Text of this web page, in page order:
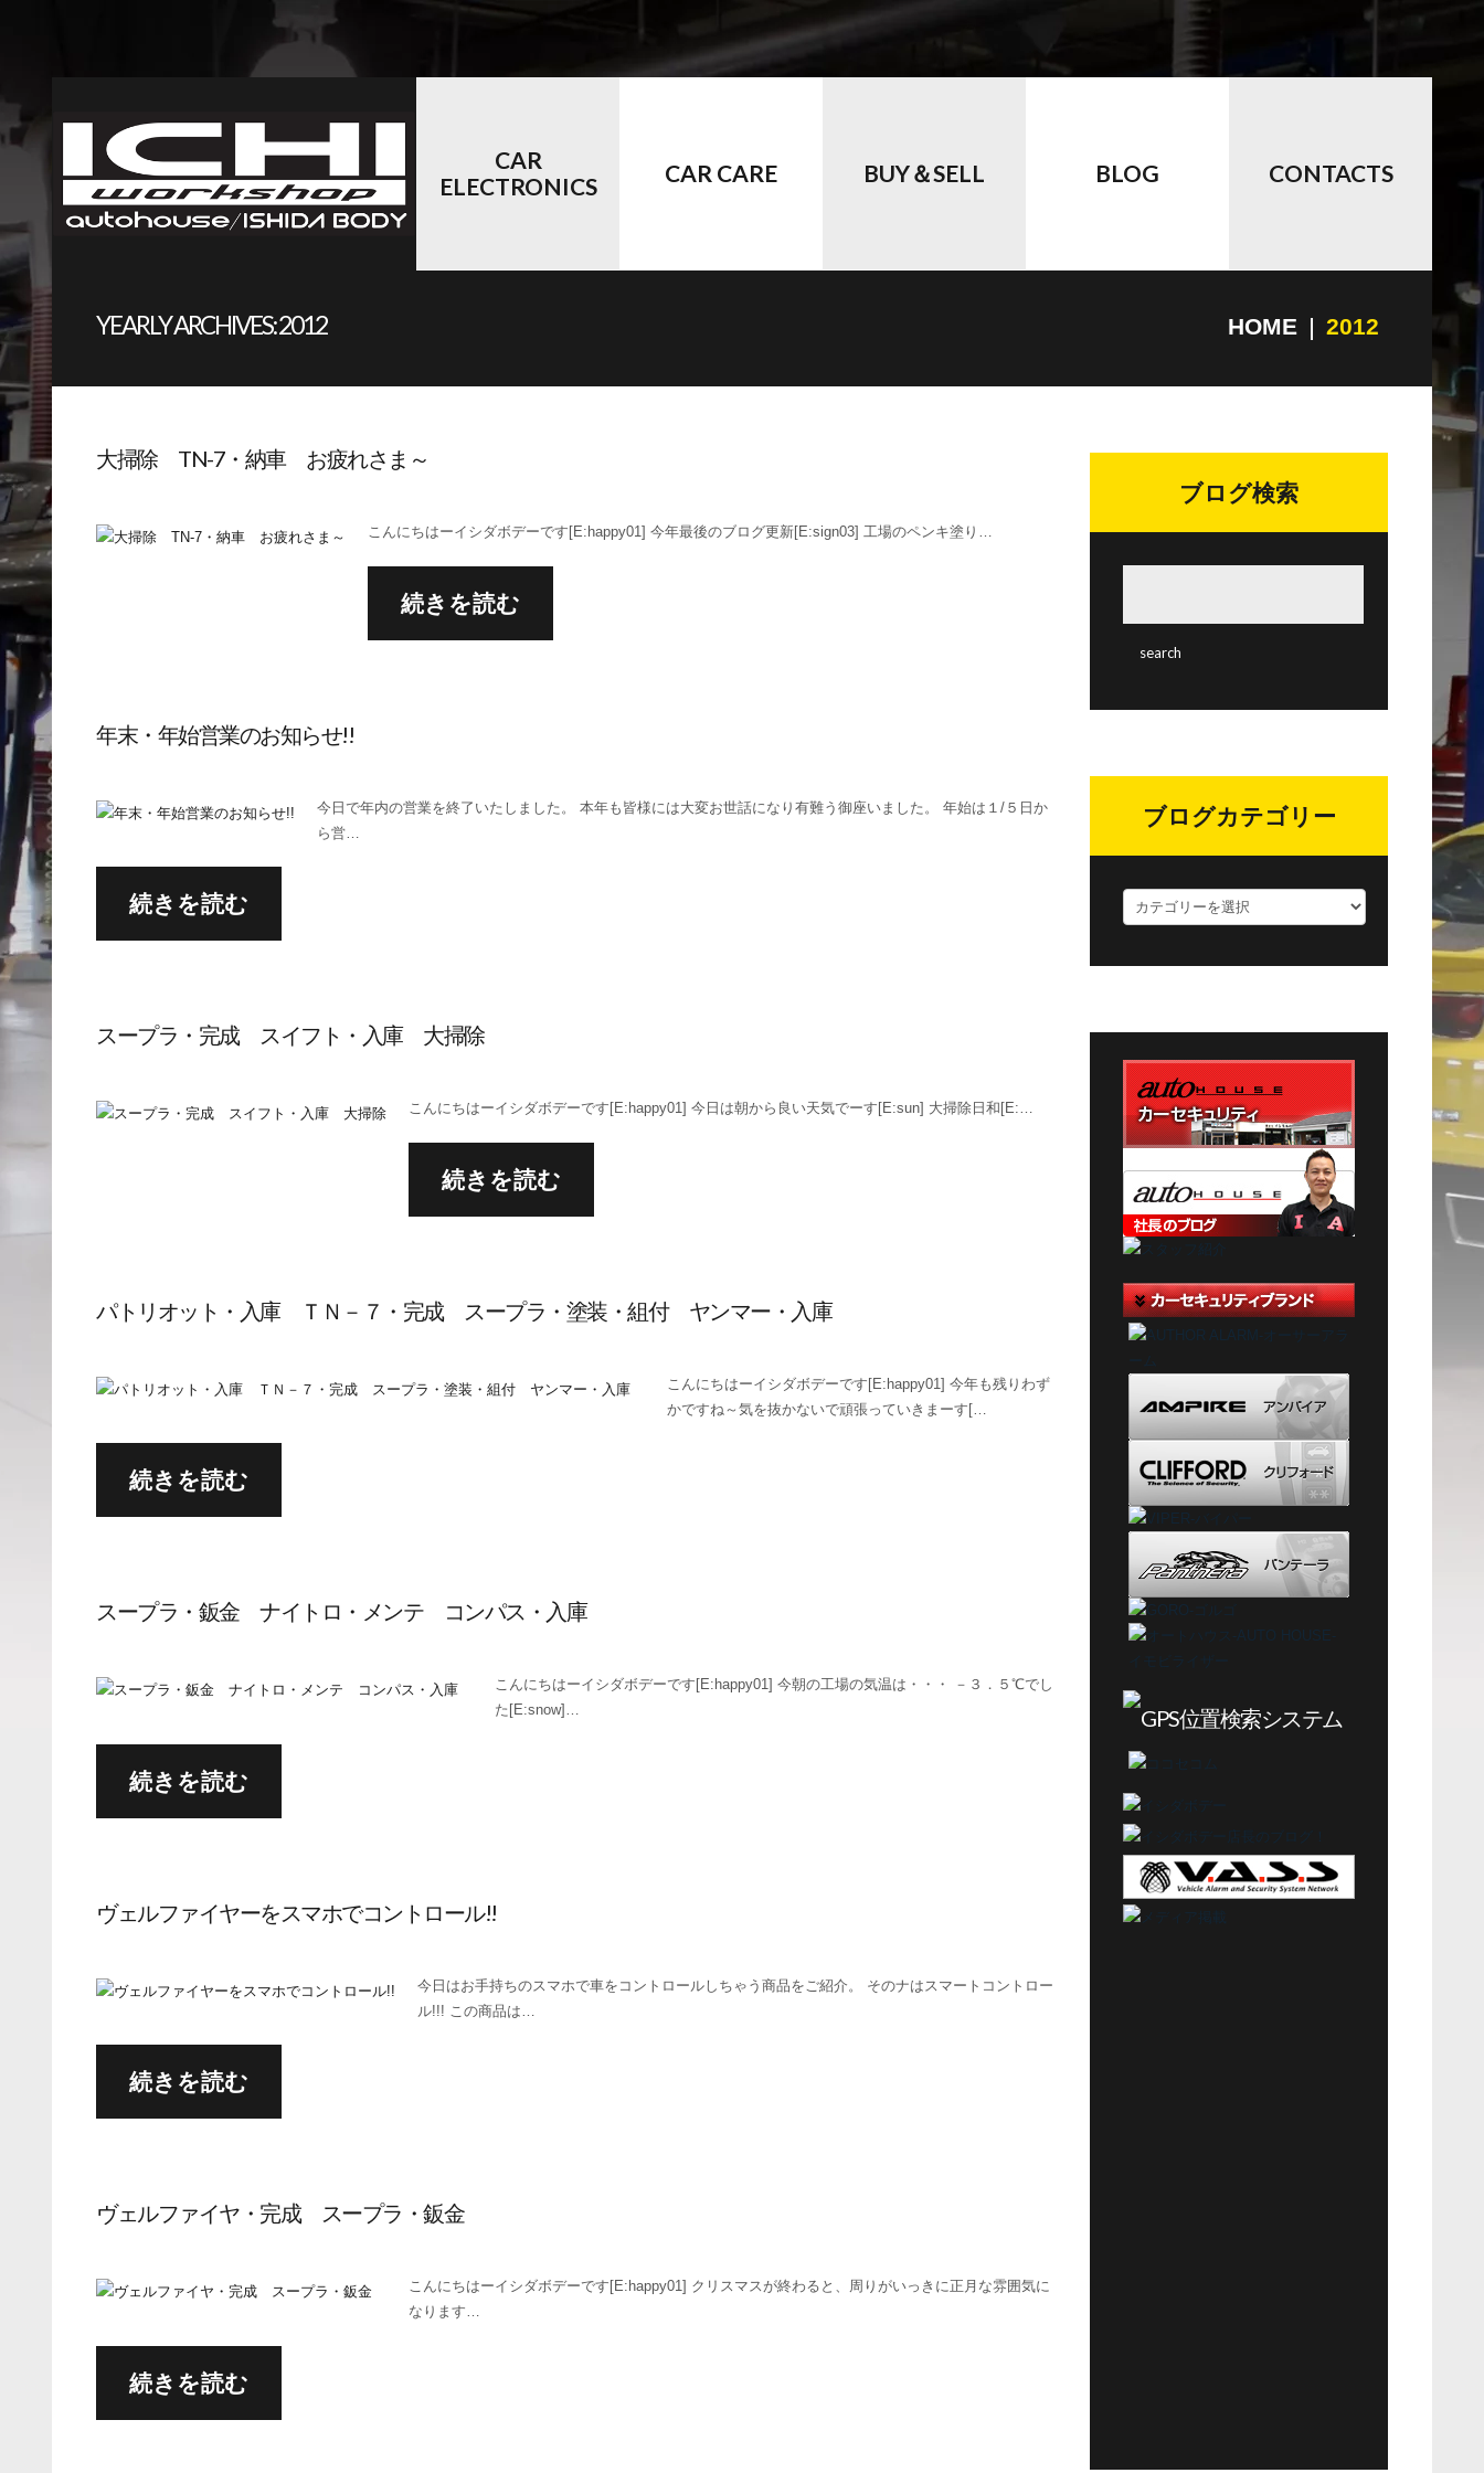
CAR
ELECTRONICS
CAR CARE BUY＆SELL BLOG CONTACTS
YEARLY ARCHIVES:2012 HOME 2012
大掃除 TN-7・納車 お疲れさま～
こんにちはーイシダボデーです[E:happy01] 今年最後のブログ更新[E:sign03] 工場のペンキ塗り…
続きを読む
年末・年始営業のお知らせ!!
今日で年内の営業を終了いたしました。 本年も皆様には大変お世話になり有難う御座いました。 年始は１/５日か
ら営…
続きを読む
スープラ・完成 スイフト・入庫 大掃除
こんにちはーイシダボデーです[E:happy01] 今日は朝から良い天気でーす[E:sun] 大掃除日和[E:…
続きを読む
パトリオット・入庫 ＴＮ－７・完成 スープラ・塗装・組付 ヤンマー・入庫
こんにちはーイシダボデーです[E:happy01] 今年も残りわず
かですね～気を抜かないで頑張っていきまーす[…
続きを読む
スープラ・鈑金 ナイトロ・メンテ コンパス・入庫
こんにちはーイシダボデーです[E:happy01] 今朝の工場の気温は・・・ －３．５℃でし
た[E:snow]…
続きを読む
ヴェルファイヤーをスマホでコントロール!!
今日はお手持ちのスマホで車をコントロールしちゃう商品をご紹介。 そのナはスマートコントロー
ル!!! この商品は…
続きを読む
ヴェルファイヤ・完成 スープラ・鈑金
こんにちはーイシダボデーです[E:happy01] クリスマスが終わると、周りがいっきに正月な雰囲気に
なります…
続きを読む
ブログ検索
ブログカテゴリー
ロ
ー